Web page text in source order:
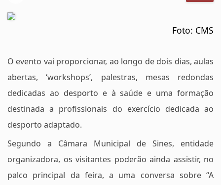
Foto: CMS
O evento vai proporcionar, ao longo de dois dias, aulas
abertas, ‘workshops’, palestras, mesas redondas
dedicadas ao desporto e à saúde e uma formação
destinada a profissionais do exercício dedicada ao
desporto adaptado.
Segundo a Câmara Municipal de Sines, entidade
organizadora, os visitantes poderão ainda assistir, no
palco principal da feira, a uma conversa sobre “A